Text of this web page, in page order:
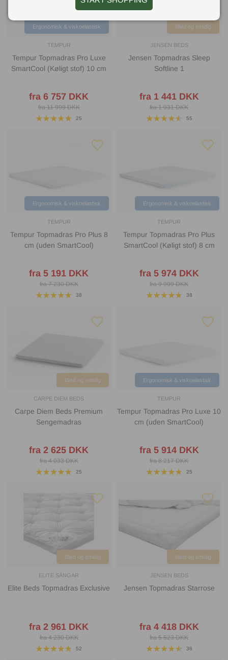
Ergonomisk & viskoelastisk
TEMPUR
Tempur Topmadras Pro Luxe
SmartCool (Køligt stof) 10 cm
fra 6 757 DKK
fra 11 999 DKK
25
Blød og smidig
JENSEN BEDS
Jensen Topmadras Sleep
Softline 1
fra 1 441 DKK
fra 1 931 DKK
55
Ergonomisk & viskoelastisk
TEMPUR
Tempur Topmadras Pro Plus 8
cm (uden SmartCool)
fra 5 191 DKK
fra 7 230 DKK
38
Ergonomisk & viskoelastisk
TEMPUR
Tempur Topmadras Pro Plus
SmartCool (Køligt stof) 8 cm
fra 5 974 DKK
fra 9 999 DKK
38
Blød og smidig
CARPE DIEM BEDS
Carpe Diem Beds Premium
Sengemadras
fra 2 625 DKK
fra 4 033 DKK
25
Ergonomisk & viskoelastisk
TEMPUR
Tempur Topmadras Pro Luxe 10
cm (uden SmartCool)
fra 5 914 DKK
fra 8 217 DKK
25
Blød og smidig
ELITE SÄNGAR
Elite Beds Topmadras Exclusive
fra 2 961 DKK
fra 4 230 DKK
52
Blød og smidig
JENSEN BEDS
Jensen Topmadras Starrose
fra 4 418 DKK
fra 5 523 DKK
36